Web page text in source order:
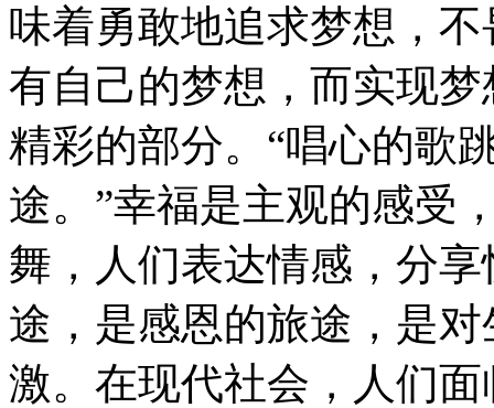
味着勇敢地追求梦想，
有自己的梦想，而实现
精彩的部分。“唱心的歌
途。”幸福是主观的感受
舞，人们表达情感，分
途，是感恩的旅途，是
激。在现代社会，人们